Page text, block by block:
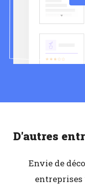
D'autres
Envie de
entreprises